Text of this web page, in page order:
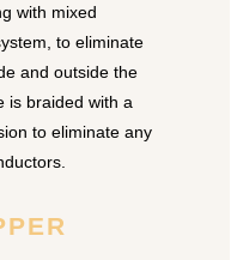
with mixed
to eliminate
and outside the
is braided with a
to eliminate any